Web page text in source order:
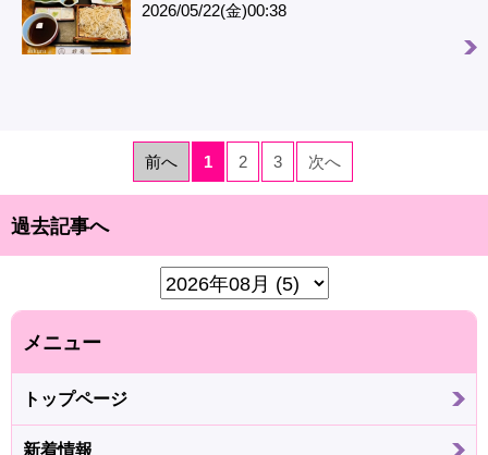
2026/05/22(金)00:38
前へ 1 2 3 次へ
過去記事へ
メニュー
トップページ
新着情報